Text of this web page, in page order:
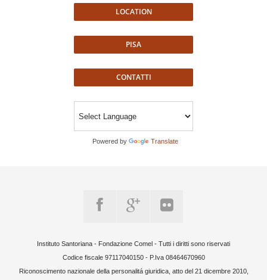
LOCATION
PISA
CONTATTI
Powered by Translate
Instituto Santoriana - Fondazione Comel - Tutti i diritti sono riservati
Codice fiscale 97117040150 - P.Iva 08464670960
Riconoscimento nazionale della personalitá giuridica, atto del 21 dicembre 2010,